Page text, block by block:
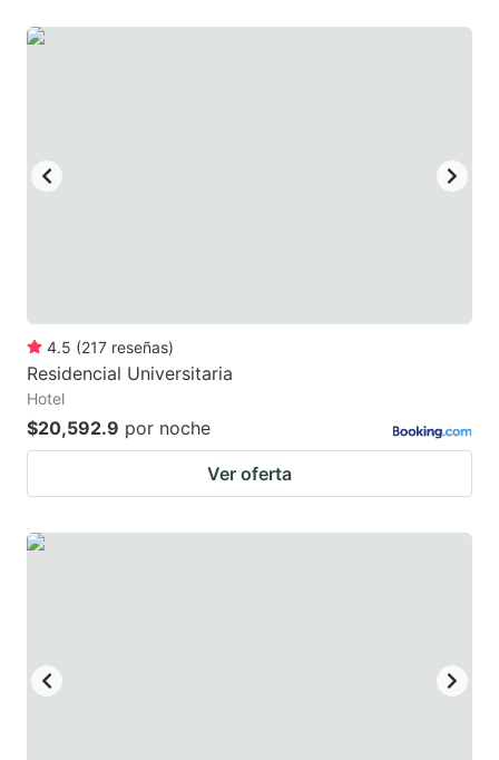
4.5 (217 reseñas)
Residencial Universitaria
Hotel
$20,592.9 por noche
Ver oferta